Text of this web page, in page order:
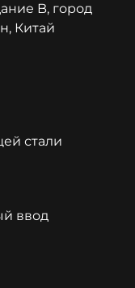
B, город
Китай
стали
ввод